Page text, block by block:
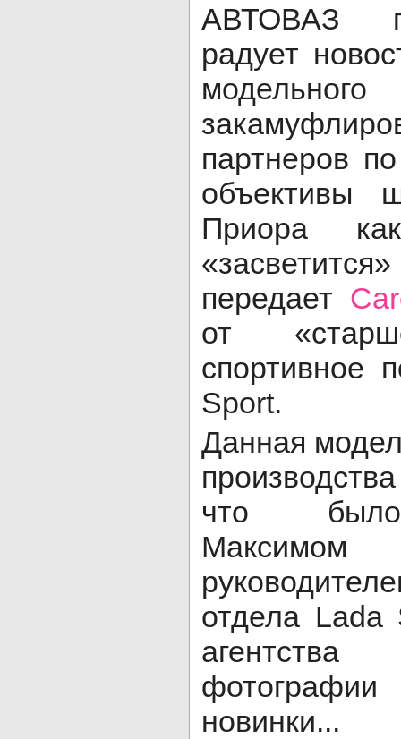
АВТОВАЗ
радует
партнеров
объективы
Приора
передает
от
спортивное
Sport.
Данная
что было
отдела
новинки...